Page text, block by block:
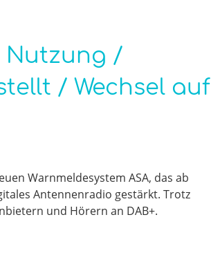
Nutzung /
/ Wechsel auf
Warnmeldesystem ASA, das ab
Antennenradio gestärkt. Trotz
und Hörern an DAB+.